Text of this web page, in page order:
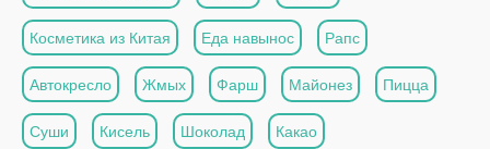
Косметика из Китая Еда навынос Рапс
Автокресло Жмых Фарш Майонез Пицца
Суши Кисель Шоколад Какао